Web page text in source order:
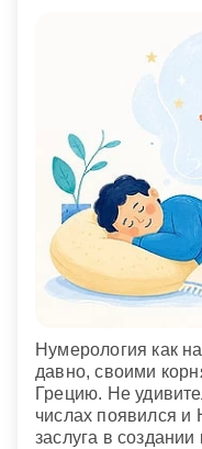
Нумерология как
давно, своими
Грецию. Не
числах появился и
заслуга в